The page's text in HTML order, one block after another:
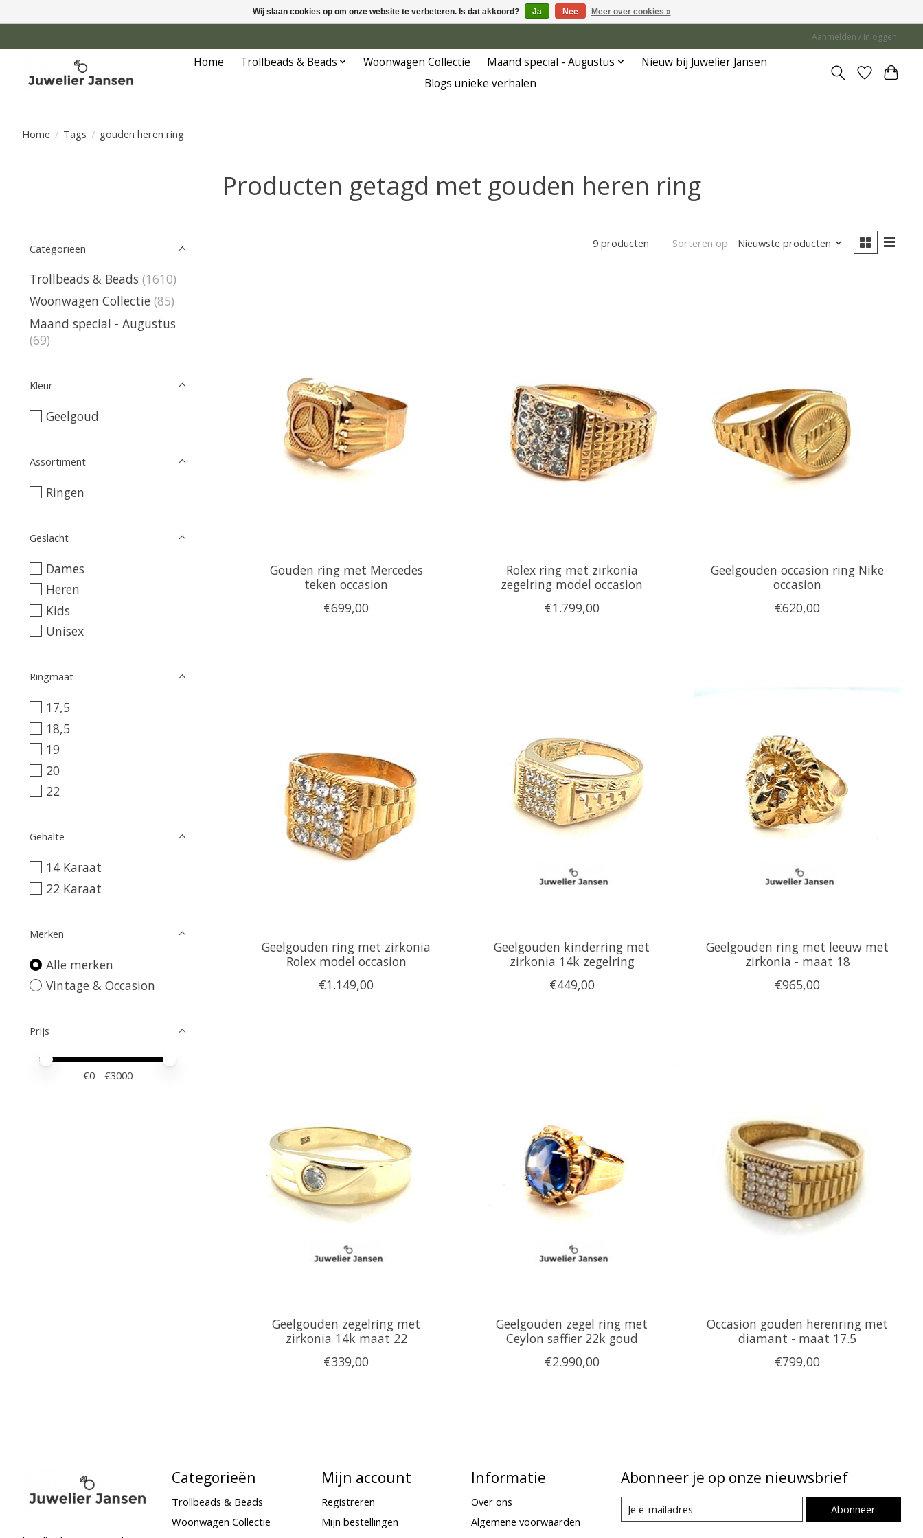
Aanmelden / Inloggen
Home Trollbeads & Beads Woonwagen Collectie Maand special - Augustus
Nieuw bij Juwelier Jansen
Blogs unieke verhalen
Home / Tags / gouden heren ring
Producten getagd met gouden heren ring
Categorieën
Trollbeads & Beads (1610)
Woonwagen Collectie (85)
Maand special - Augustus
(69)
Kleur
Geelgoud
Assortiment
Ringen
Geslacht
Dames
Heren
Kids
Unisex
Ringmaat
17,5
18,5
19
20
22
Gehalte
14 Karaat
22 Karaat
Merken
Alle merken
Vintage & Occasion
Prijs
Minimale prijswaarde
Price maximum value
€0 - €3000
9 producten Sorteren op Nieuwste producten
Gouden ring met Mercedes
teken occasion
€699,00
Rolex ring met zirkonia
zegelring model occasion
€1.799,00
Geelgouden occasion ring Nike
occasion
€620,00
Geelgouden ring met zirkonia
Rolex model occasion
€1.149,00
Geelgouden kinderring met
zirkonia 14k zegelring
€449,00
Geelgouden ring met leeuw met
zirkonia - maat 18
€965,00
Geelgouden zegelring met
zirkonia 14k maat 22
€339,00
Geelgouden zegel ring met
Ceylon saffier 22k goud
€2.990,00
Occasion gouden herenring met
diamant - maat 17.5
€799,00
Categorieën
Trollbeads & Beads
Woonwagen Collectie
Mijn account
Registreren
Mijn bestellingen
Informatie
Over ons
Algemene voorwaarden
Abonneer je op onze nieuwsbrief
Abonneer
Wij slaan cookies op om onze website te verbeteren. Is dat akkoord? Ja Nee Meer over cookies »